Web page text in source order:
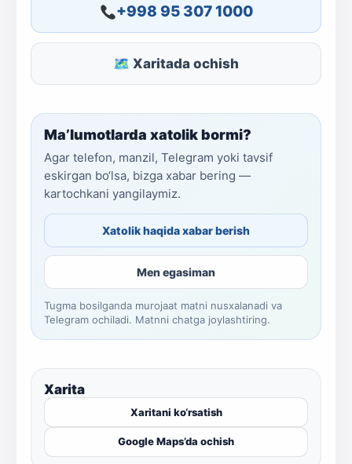
+998 95 307 1000
🗺 Xaritada ochish
Ma’lumotlarda xatolik bormi?
Agar telefon, manzil, Telegram yoki tavsif
eskirgan bo‘lsa, bizga xabar bering —
kartochkani yangilaymiz.
Xatolik haqida xabar berish
Men egasiman
Tugma bosilganda murojaat matni nusxalanadi va
Telegram ochiladi. Matnni chatga joylashtiring.
Xarita
Xaritani ko‘rsatish
Google Maps’da ochish